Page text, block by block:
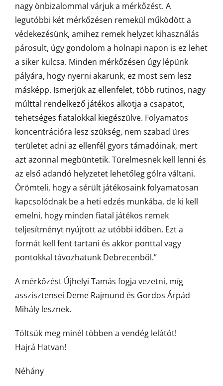
nagy önbizalommal várjuk a mérkőzést. A
legutóbbi két mérkőzésen remekül működött a
védekezésünk, amihez remek helyzet kihasználás
párosult, úgy gondolom a holnapi napon is ez lehet
a siker kulcsa. Minden mérkőzésen úgy lépünk
pályára, hogy nyerni akarunk, ez most sem lesz
másképp. Ismerjük az ellenfelet, több rutinos, nagy
múlttal rendelkező játékos alkotja a csapatot,
tehetséges fiatalokkal kiegészülve. Folyamatos
koncentrációra lesz szükség, nem szabad üres
területet adni az ellenfél gyors támadóinak, mert
azt azonnal megbüntetik. Türelmesnek kell lenni és
az első adandó helyzetet lehetőleg gólra váltani.
Örömteli, hogy a sérült játékosaink folyamatosan
kapcsolódnak be a heti edzés munkába, de ki kell
emelni, hogy minden fiatal játékos remek
teljesítményt nyújtott az utóbbi időben. Ezt a
formát kell fent tartani és akkor ponttal vagy
pontokkal távozhatunk Debrecenből.”
A mérkőzést Újhelyi Tamás fogja vezetni, míg
asszisztensei Deme Rajmund és Gordos Árpád
Mihály lesznek.
Töltsük meg minél többen a vendég lelátót!
Hajrá Hatvan!
Néhány